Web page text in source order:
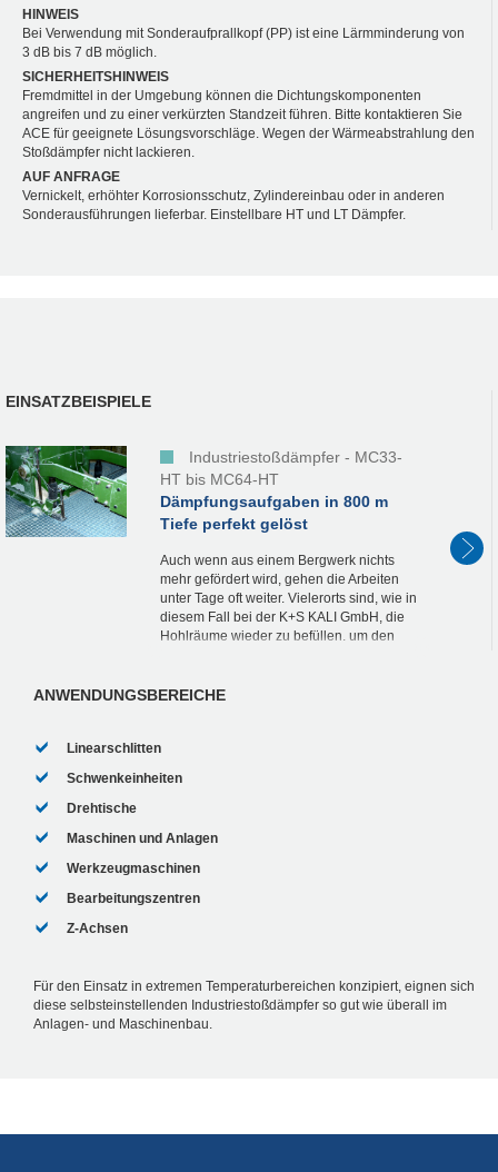
HINWEIS
Bei Verwendung mit Sonderaufprallkopf (PP) ist eine Lärmminderung von
3 dB bis 7 dB möglich.
SICHERHEITSHINWEIS
Fremdmittel in der Umgebung können die Dichtungskomponenten
angreifen und zu einer verkürzten Standzeit führen. Bitte kontaktieren Sie
ACE für geeignete Lösungsvorschläge. Wegen der Wärmeabstrahlung den
Stoßdämpfer nicht lackieren.
AUF ANFRAGE
Vernickelt, erhöhter Korrosionsschutz, Zylindereinbau oder in anderen
Sonderausführungen lieferbar. Einstellbare HT und LT Dämpfer.
EINSATZBEISPIELE
Industriestoßdämpfer - MC33-
HT bis MC64-HT
Dämpfungsaufgaben in 800 m
Tiefe perfekt gelöst
Auch wenn aus einem Bergwerk nichts
mehr gefördert wird, gehen die Arbeiten
unter Tage oft weiter. Vielerorts sind, wie in
diesem Fall bei der K+S KALI GmbH, die
Hohlräume wieder zu befüllen, um den
ANWENDUNGSBEREICHE
Linearschlitten
Schwenkeinheiten
Drehtische
Maschinen und Anlagen
Werkzeugmaschinen
Bearbeitungszentren
Z-Achsen
Für den Einsatz in extremen Temperaturbereichen konzipiert, eignen sich
diese selbsteinstellenden Industriestoßdämpfer so gut wie überall im
Anlagen- und Maschinenbau.